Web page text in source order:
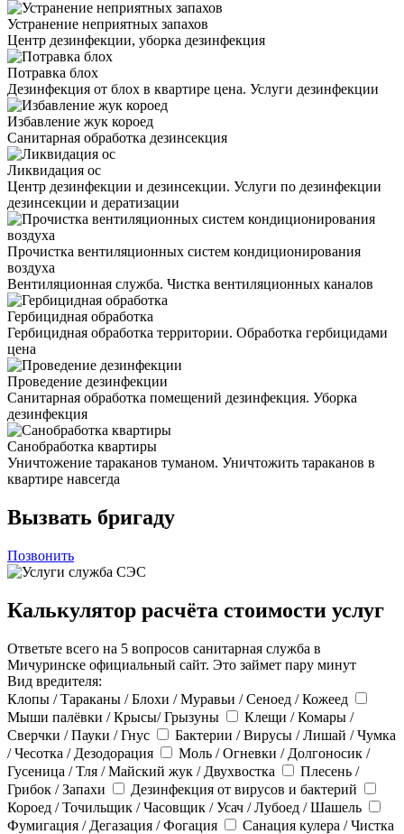
Устранение неприятных запахов
Центр дезинфекции, уборка дезинфекция
Потравка блох
Дезинфекция от блох в квартире цена. Услуги дезинфекции
Избавление жук короед
Санитарная обработка дезинсекция
Ликвидация ос
Центр дезинфекции и дезинсекции. Услуги по дезинфекции
дезинсекции и дератизации
Прочистка вентиляционных систем кондиционирования
воздуха
Вентиляционная служба. Чистка вентиляционных каналов
Гербицидная обработка
Гербицидная обработка территории. Обработка гербицидами
цена
Проведение дезинфекции
Санитарная обработка помещений дезинфекция. Уборка
дезинфекция
Санобработка квартиры
Уничтожение тараканов туманом. Уничтожить тараканов в
квартире навсегда
Вызвать бригаду
Позвонить
Калькулятор расчёта стоимости услуг
Ответьте всего на 5 вопросов санитарная служба в
Мичуринске официальный сайт. Это займет пару минут
Вид вредителя:
Клопы / Тараканы / Блохи / Муравьи / Сеноед / Кожеед
Мыши палёвки / Крысы/ Грызуны
Клещи / Комары /
Сверчки / Пауки / Гнус
Бактерии / Вирусы / Лишай / Чумка
/ Чесотка / Дезодорация
Моль / Огневки / Долгоносик /
Гусеница / Тля / Майский жук / Двухвостка
Плесень /
Грибок / Запахи
Дезинфекция от вирусов и бактерий
Короед / Точильщик / Часовщик / Усач / Лубоед / Шашель
Фумигация / Дегазация / Фогация
Санация кулера / Чистка